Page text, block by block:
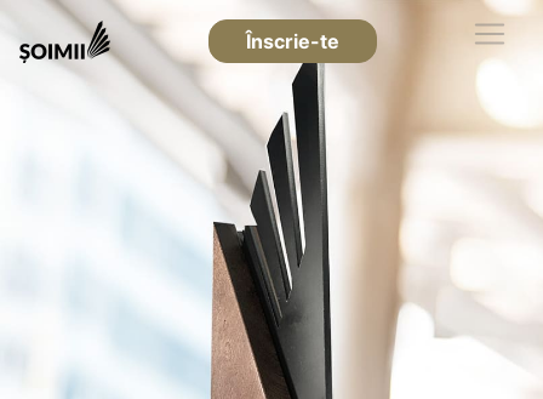
Înscrie-te